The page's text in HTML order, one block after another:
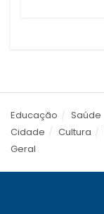
Educação Saúde
Cidade
Cultura
Geral